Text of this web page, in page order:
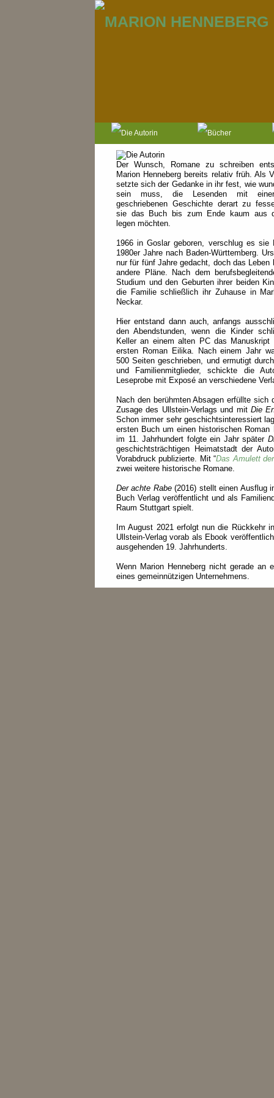
Der Wunsch, Romane zu schreiben
Marion Henneberg bereits relativ früh. Als
setzte sich der Gedanke in ihr fest, wie
sein muss, die Lesenden mit
geschriebenen Geschichte derart zu
sie das Buch bis zum Ende kaum aus
legen möchten.
1966 in Goslar geboren, verschlug es sie
1980er Jahre nach Baden-Württemberg.
nur für fünf Jahre gedacht, doch das Leben
andere Pläne. Nach dem
Studium und den Geburten ihrer beiden
die Familie schließlich ihr Zuhause in
Neckar.
Hier entstand dann auch, anfangs
den Abendstunden, wenn die Kinder
Keller an einem alten PC das Manuskript
ersten Roman Eilika. Nach einem Jahr
500 Seiten geschrieben, und ermutigt
und Familienmitglieder, schickte die
Leseprobe mit Exposé an verschiedene
Nach den berühmten Absagen erfüllte
Zusage des Ullstein-Verlags und mit Die
Schon immer sehr geschichtsinteressiert
ersten Buch um einen historischen
im 11. Jahrhundert folgte ein Jahr später
geschichtsträchtigen Heimatstadt der
Vorabdruck publizierte. Mit “Das Amulett
zwei weitere historische Romane.
Der achte Rabe(2016) stellt einen Ausflug
Buch Verlag veröffentlicht und als
Raum Stuttgart spielt.
Im August 2021 erfolgt nun die Rückkehr
Ullstein-Verlag vorab als Ebook
ausgehenden 19. Jahrhunderts.
Wenn Marion Henneberg nicht gerade an
eines gemeinnützigen Unternehmens.